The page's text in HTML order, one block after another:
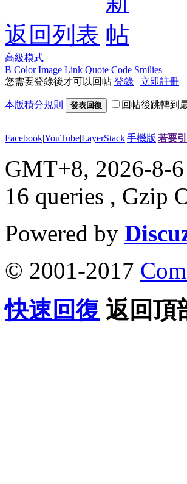
返回列表
高級模式
B Color Image Link Quote Code Smilies
您需要登錄後才可以回帖 登錄 | 立即註冊
本版積分規則 發表回復 回帖後跳轉到
Facebook|YouTube|LayerStack|手機版|若要
GMT+8, 2026-8-
16 queries , Gzip
Powered by
© 2001-2017
快速回復 返回頂